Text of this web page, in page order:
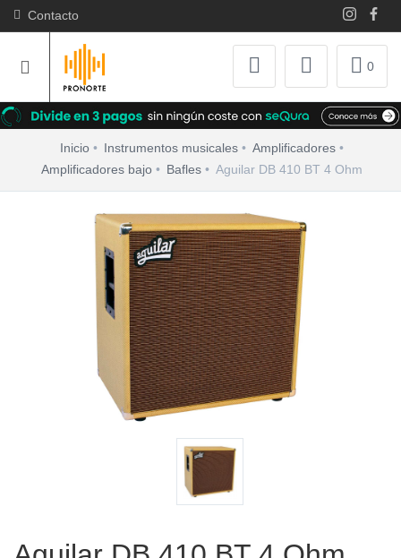
Contacto
0
Inicio Instrumentos musicales
Amplificadores
Amplificadores bajo
Bafles Aguilar DB 410 BT 4 Ohm